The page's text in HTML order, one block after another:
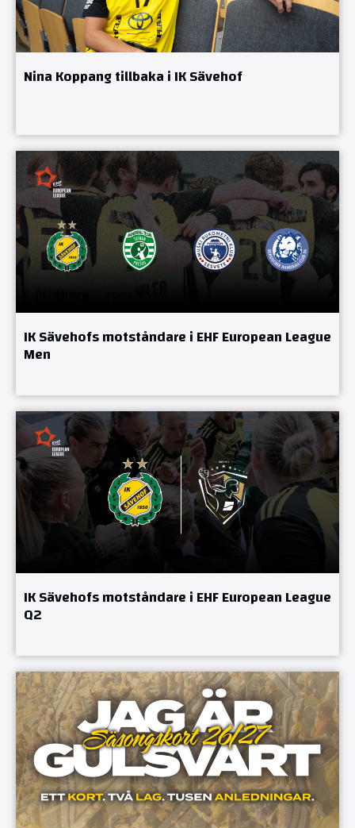
Nina Koppang tillbaka i IK Sävehof
IK Sävehofs motståndare i EHF European League
Men
IK Sävehofs motståndare i EHF European League
Q2